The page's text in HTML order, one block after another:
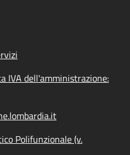
IVA dell'amministrazione:
Polifunzionale (v.